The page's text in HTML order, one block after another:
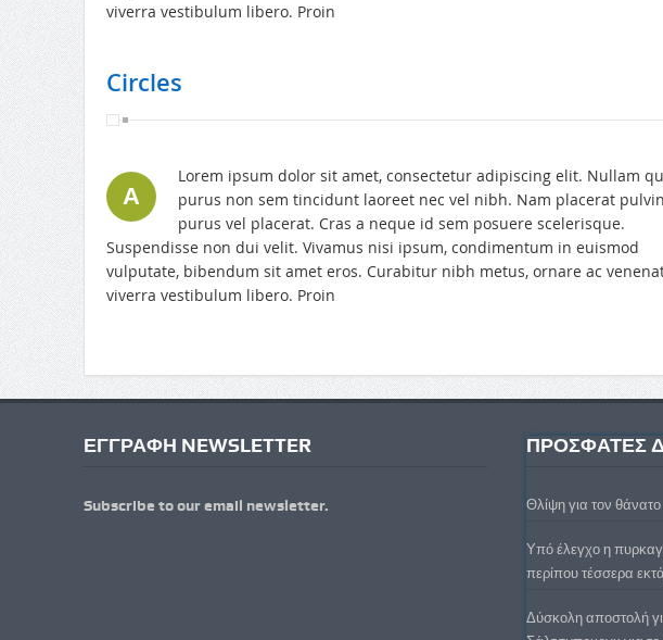
viverra vestibulum libero. Proin
Circles
A
Lorem ipsum dolor sit amet, consectetur adipiscing elit. Nullam
purus non sem tincidunt laoreet nec vel nibh. Nam placerat
purus vel placerat. Cras a neque id sem posuere scelerisque.
Suspendisse non dui velit. Vivamus nisi ipsum, condimentum in euismod
vulputate, bibendum sit amet eros. Curabitur nibh metus, ornare ac
viverra vestibulum libero. Proin
ΕΓΓΡΑΦΗ NEWSLETTER
Subscribe to our email newsletter.
ΠΡΟΣΦΑΤΕΣ
Θλίψη για τον
Υπό έλεγχο η
περίπου τέσσερα
Δύσκολη αποστολή